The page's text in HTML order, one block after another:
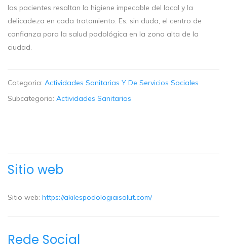
los pacientes resaltan la higiene impecable del local y la
delicadeza en cada tratamiento. Es, sin duda, el centro de
confianza para la salud podológica en la zona alta de la
ciudad.
Categoria: Actividades Sanitarias Y De Servicios Sociales
Subcategoria: Actividades Sanitarias
Sitio web
Sitio web: https://akilespodologiaisalut.com/
Rede Social